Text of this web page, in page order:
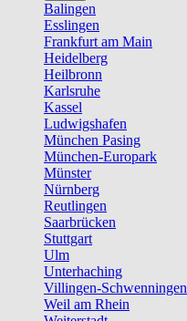
Balingen
Esslingen
Frankfurt am Main
Heidelberg
Heilbronn
Karlsruhe
Kassel
Ludwigshafen
München Pasing
München-Europark
Münster
Nürnberg
Reutlingen
Saarbrücken
Stuttgart
Ulm
Unterhaching
Villingen-Schwenningen
Weil am Rhein